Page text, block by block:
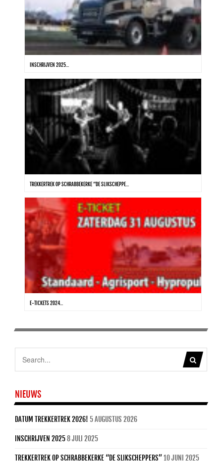
INSCHRIJVEN 2025...
TREKKERTREK OP SCHRABBEKERKE “DE SLIKSCHEPPE...
E-TICKETS 2024...
NIEUWS
DATUM TREKKERTREK 2026! 5 AUGUSTUS 2026
INSCHRIJVEN 20258 JULI 2025
TREKKERTREK OP SCHRABBEKERKE “DE SLIKSCHEPPERS”10 JUNI 2025